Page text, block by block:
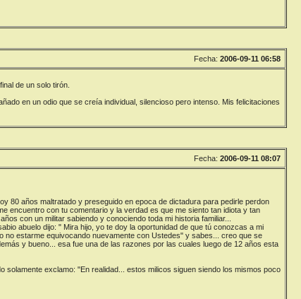
Fecha: 2006-09-11 06:58
de un solo tirón.
en un odio que se creía individual, silencioso pero intenso. Mis felicitaciones
Fecha: 2006-09-11 08:07
80 años maltratado y preseguido en epoca de dictadura para pedirle perdon
encuentro con tu comentario y la verdad es que me siento tan idiota y tan
con un militar sabiendo y conociendo toda mi historia familiar...
abuelo dijo: " Mira hijo, yo te doy la oportunidad de que tú conozcas a mi
estarme equivocando nuevamente con Ustedes" y sabes... creo que se
y bueno... esa fue una de las razones por las cuales luego de 12 años esta
exclamo: "En realidad... estos milicos siguen siendo los mismos poco